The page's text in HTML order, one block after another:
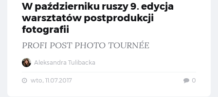
W październiku ruszy 9. edycja
warsztatów postprodukcji
fotografii
PROFI POST PHOTO TOURNÉE
Aleksandra Tulibacka
wto., 11.07.2017 0